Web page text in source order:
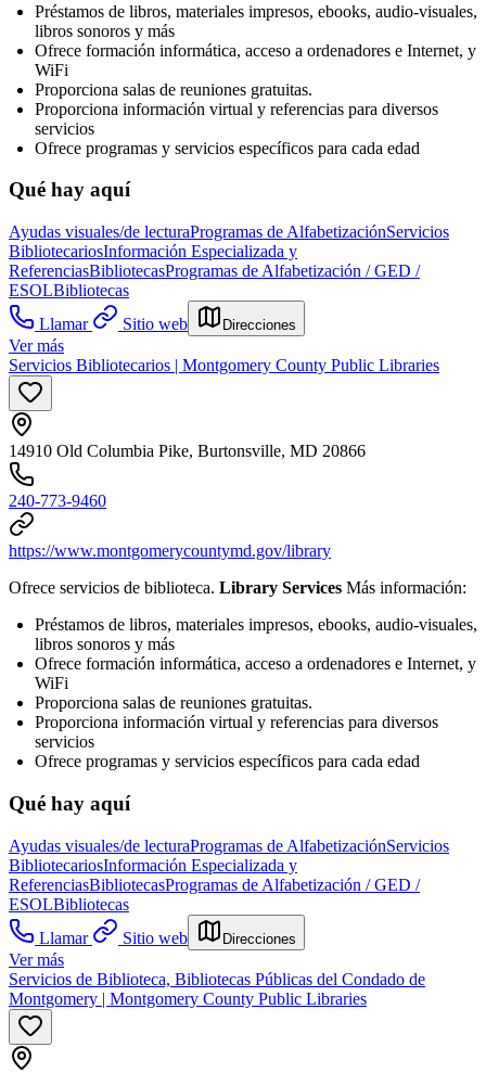
Préstamos de libros, materiales impresos, ebooks, audio-visuales,
libros sonoros y más
Ofrece formación informática, acceso a ordenadores e Internet, y
WiFi
Proporciona salas de reuniones gratuitas.
Proporciona información virtual y referencias para diversos
servicios
Ofrece programas y servicios específicos para cada edad
Qué hay aquí
Ayudas visuales/de lecturaProgramas de AlfabetizaciónServicios
BibliotecariosInformación Especializada y
ReferenciasBibliotecasProgramas de Alfabetización / GED /
ESOLBibliotecas
Llamar
Sitio web Direcciones
Ver más
Servicios Bibliotecarios | Montgomery County Public Libraries
14910 Old Columbia Pike, Burtonsville, MD 20866
240-773-9460
https://www.montgomerycountymd.gov/library
Ofrece servicios de biblioteca. Library Services Más información:
Préstamos de libros, materiales impresos, ebooks, audio-visuales,
libros sonoros y más
Ofrece formación informática, acceso a ordenadores e Internet, y
WiFi
Proporciona salas de reuniones gratuitas.
Proporciona información virtual y referencias para diversos
servicios
Ofrece programas y servicios específicos para cada edad
Qué hay aquí
Ayudas visuales/de lecturaProgramas de AlfabetizaciónServicios
BibliotecariosInformación Especializada y
ReferenciasBibliotecasProgramas de Alfabetización / GED /
ESOLBibliotecas
Llamar
Sitio web Direcciones
Ver más
Servicios de Biblioteca, Bibliotecas Públicas del Condado de
Montgomery | Montgomery County Public Libraries